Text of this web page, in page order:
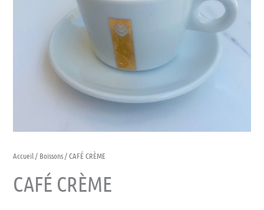
Accueil/ Boissons/ CAFÉ CRÈME
CAFÉ CRÈME